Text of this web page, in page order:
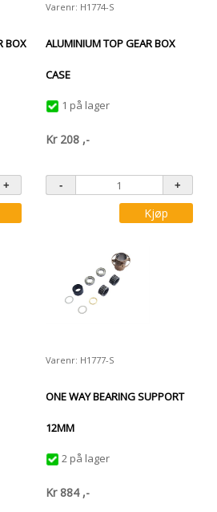
BOX
Varenr: H1774-S
ALUMINIUM TOP GEAR BOX
CASE
1 på lager
Kr 208 ,-
Kjøp
Varenr: H1777-S
ONE WAY BEARING SUPPORT
12MM
2 på lager
Kr 884 ,-